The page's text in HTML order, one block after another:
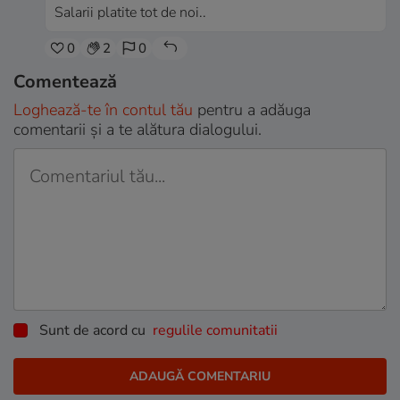
Salarii platite tot de noi..
0 2 0
Comentează
Loghează-te în contul tău pentru a adăuga
comentarii și a te alătura dialogului.
Sunt de acord cu regulile comunitatii